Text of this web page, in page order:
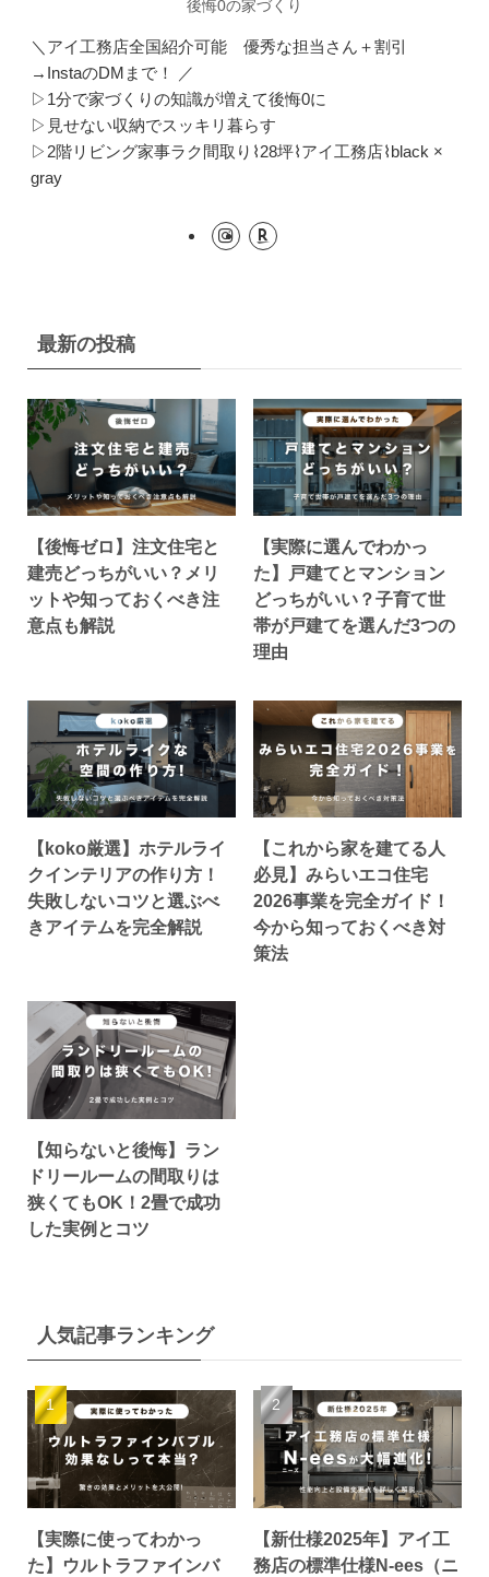
後悔0の家づくり
＼アイ工務店全国紹介可能 優秀な担当さん＋割引
→InstaのDMまで！ ／
▷1分で家づくりの知識が増えて後悔0に
▷見せない収納でスッキリ暮らす
▷2階リビング家事ラク間取り⌇28坪⌇アイ工務店⌇black ×
gray
最新の投稿
【後悔ゼロ】注文住宅と
建売どっちがいい？メリ
ットや知っておくべき注
意点も解説
【実際に選んでわかっ
た】戸建てとマンション
どっちがいい？子育て世
帯が戸建てを選んだ3つの
理由
【koko厳選】ホテルライ
クインテリアの作り方！
失敗しないコツと選ぶべ
きアイテムを完全解説
【これから家を建てる人
必見】みらいエコ住宅
2026事業を完全ガイド！
今から知っておくべき対
策法
【知らないと後悔】ラン
ドリールームの間取りは
狭くてもOK！2畳で成功
した実例とコツ
人気記事ランキング
【実際に使ってわかっ
た】ウルトラファインバ
【新仕様2025年】アイ工
務店の標準仕様N‑ees（ニ